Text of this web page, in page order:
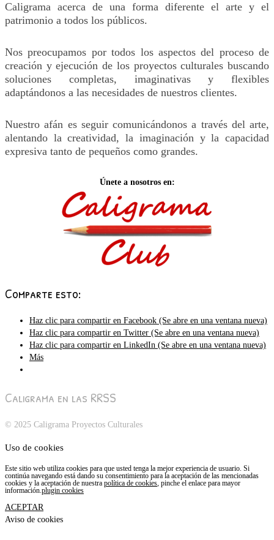
Caligrama acerca de una forma diferente el arte y el
patrimonio a todos los públicos.
Nos preocupamos por todos los aspectos del proceso de
creación y ejecución de los proyectos culturales buscando
soluciones completas, imaginativas y flexibles
adaptándonos a las necesidades de nuestros clientes.
Nuestro afán es seguir comunicándonos a través del arte,
alentando la creatividad, la imaginación y la capacidad
expresiva tanto de pequeños como grandes.
Únete a nosotros en:
Comparte esto:
Haz clic para compartir en Facebook (Se abre en una ventana nueva)
Haz clic para compartir en Twitter (Se abre en una ventana nueva)
Haz clic para compartir en LinkedIn (Se abre en una ventana nueva)
Más
Caligrama en las RRSS
© 2025 Caligrama Proyectos Culturales
Uso de cookies
Este sitio web utiliza cookies para que usted tenga la mejor experiencia de usuario. Si
continúa navegando está dando su consentimiento para la aceptación de las mencionadas
cookies y la aceptación de nuestra política de cookies, pinche el enlace para mayor
información.plugin cookies
ACEPTAR
Aviso de cookies